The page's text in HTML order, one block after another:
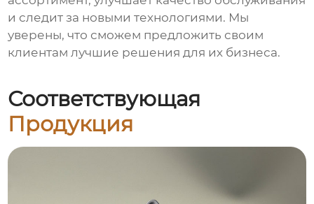
и следит за новыми технологиями. Мы
уверены, что сможем предложить своим
клиентам лучшие решения для их бизнеса.
Соответствующая
Продукция